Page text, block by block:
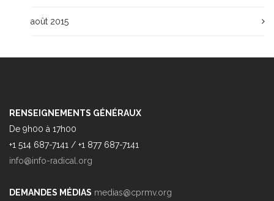
août 2015
RENSEIGNEMENTS GÉNÉRAUX
De 9h00 à 17h00
+1 514 687-7141 / +1 877 687-7141
info@info-radical.org
DEMANDES MÉDIAS medias@cprmv.org